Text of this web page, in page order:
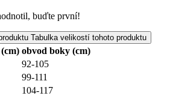
buďte první!
Tabulka velikostí tohoto produktu
obvod boky (cm)
92-105
99-111
104-117